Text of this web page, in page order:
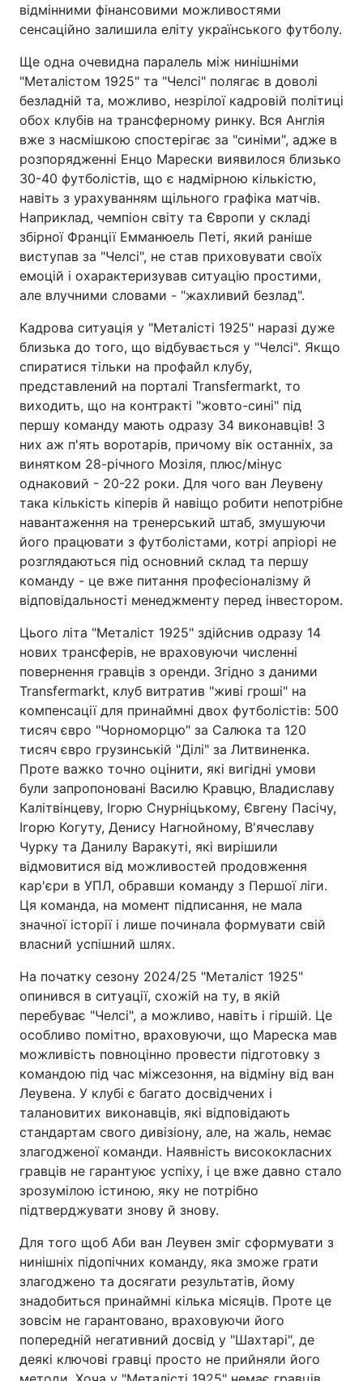
відмінними фінансовими можливостями
сенсаційно залишила еліту українського футболу.
Ще одна очевидна паралель між нинішніми
"Металістом 1925" та "Челсі" полягає в доволі
безладній та, можливо, незрілої кадровій політиці
обох клубів на трансферному ринку. Вся Англія
вже з насмішкою спостерігає за "синіми", адже в
розпорядженні Енцо Марески виявилося близько
30-40 футболістів, що є надмірною кількістю,
навіть з урахуванням щільного графіка матчів.
Наприклад, чемпіон світу та Європи у складі
збірної Франції Емманюель Петі, який раніше
виступав за "Челсі", не став приховувати своїх
емоцій і охарактеризував ситуацію простими,
але влучними словами - "жахливий безлад".
Кадрова ситуація у "Металісті 1925" наразі дуже
близька до того, що відбувається у "Челсі". Якщо
спиратися тільки на профайл клубу,
представлений на порталі Transfermarkt, то
виходить, що на контракті "жовто-сині" під
першу команду мають одразу 34 виконавців! З
них аж п'ять воротарів, причому вік останніх, за
винятком 28-річного Мозіля, плюс/мінус
однаковий - 20-22 роки. Для чого ван Леувену
така кількість кіперів й навіщо робити непотрібне
навантаження на тренерський штаб, змушуючи
його працювати з футболістами, котрі апріорі не
розглядаються під основний склад та першу
команду - це вже питання професіоналізму й
відповідальності менеджменту перед інвестором.
Цього літа "Металіст 1925" здійснив одразу 14
нових трансферів, не враховуючи численні
повернення гравців з оренди. Згідно з даними
Transfermarkt, клуб витратив "живі гроші" на
компенсації для принаймні двох футболістів: 500
тисяч євро "Чорноморцю" за Салюка та 120
тисяч євро грузинській "Ділі" за Литвиненка.
Проте важко точно оцінити, які вигідні умови
були запропоновані Василю Кравцю, Владиславу
Калітвінцеву, Ігорю Снурніцькому, Євгену Пасічу,
Ігорю Когуту, Денису Нагнойному, В'ячеславу
Чурку та Данилу Варакуті, які вирішили
відмовитися від можливостей продовження
кар'єри в УПЛ, обравши команду з Першої ліги.
Ця команда, на момент підписання, не мала
значної історії і лише починала формувати свій
власний успішний шлях.
На початку сезону 2024/25 "Металіст 1925"
опинився в ситуації, схожій на ту, в якій
перебуває "Челсі", а можливо, навіть і гіршій. Це
особливо помітно, враховуючи, що Мареска мав
можливість повноцінно провести підготовку з
командою під час міжсезоння, на відміну від ван
Леувена. У клубі є багато досвідчених і
талановитих виконавців, які відповідають
стандартам свого дивізіону, але, на жаль, немає
злагодженої команди. Наявність висококласних
гравців не гарантуює успіху, і це вже давно стало
зрозумілою істиною, яку не потрібно
підтверджувати знову й знову.
Для того щоб Аби ван Леувен зміг сформувати з
нинішніх підопічних команду, яка зможе грати
злагоджено та досягати результатів, йому
знадобиться принаймні кілька місяців. Проте це
зовсім не гарантовано, враховуючи його
попередній негативний досвід у "Шахтарі", де
деякі ключові гравці просто не прийняли його